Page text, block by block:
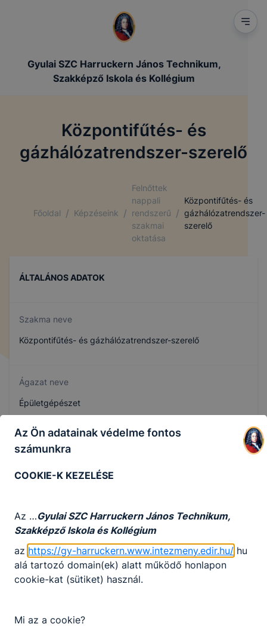
Gyulai SZC Harruckern János Technikum,
Szakképző Iskola és Kollégium
Központifűtés- és
gázhálózatrendszer-szerelő
Főoldal / Képzéseink /
Felnőttek
nappali
rendszerű
szakmai
oktatása
/
Központifűtés- és
gázhálózatrendszer-
szerelő
ÁLTALÁNOS ADATOK
Szakma neve
Központifűtés- és gázhálózatrendszer-szerelő
Ágazat neve
Épületgépészet
Szakmajegyzék száma
3 év
Választható szakmairányok:
Épületgépészet ágazat képzése, amely
Az Ön adatainak védelme fontos
számunkra
COOKIE-K KEZELÉSE
Az …Gyulai SZC Harruckern János Technikum,
Szakképző Iskola és Kollégium
az https://gy-harruckern.www.intezmeny.edir.hu/ hu
alá tartozó domain(ek) alatt működő honlapon
cookie-kat (sütiket) használ.
Mi az a cookie?